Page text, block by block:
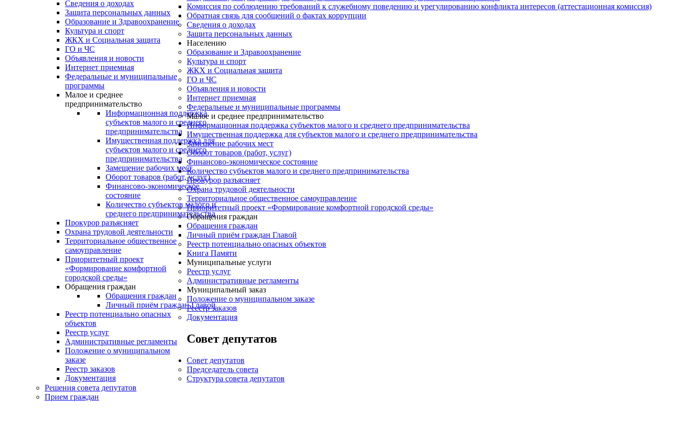
Сведения о доходах
Защита персональных данных
Образование и Здравоохранение
Культура и спорт
ЖКХ и Социальная защита
ГО и ЧС
Объявления и новости
Интернет приемная
Федеральные и муниципальные
программы
Малое и среднее
предпринимательство
Информационная поддержка
субъектов малого и среднего
предпринимательства
Имущественная поддержка для
субъектов малого и среднего
предпринимательства
Замещение рабочих мест
Оборот товаров (работ, услуг)
Финансово-экономическое
состояние
Количество субъектов малого и
среднего предпринимательства
Прокурор разъясняет
Охрана трудовой деятельности
Территориальное общественное
самоуправление
Приоритетный проект
«Формирование комфортной
городской среды»
Обращения граждан
Обращения граждан
Личный приём граждан Главой
Реестр потенциально опасных
объектов
Реестр услуг
Административные регламенты
Положение о муниципальном
заказе
Реестр заказов
Документация
Комиссия по соблюдению требований к служебному поведению и урегулированию конфликта интересов (аттестационная комиссия)
Обратная связь для сообщений о фактах коррупции
Сведения о доходах
Защита персональных данных
Населению
Образование и Здравоохранение
Культура и спорт
ЖКХ и Социальная защита
ГО и ЧС
Объявления и новости
Интернет приемная
Федеральные и муниципальные программы
Малое и среднее предпринимательство
Информационная поддержка субъектов малого и среднего предпринимательства
Имущественная поддержка для субъектов малого и среднего предпринимательства
Замещение рабочих мест
Оборот товаров (работ, услуг)
Финансово-экономическое состояние
Количество субъектов малого и среднего предпринимательства
Прокурор разъясняет
Охрана трудовой деятельности
Территориальное общественное самоуправление
Приоритетный проект «Формирование комфортной городской среды»
Обращения граждан
Обращения граждан
Личный приём граждан Главой
Реестр потенциально опасных объектов
Книга Памяти
Муниципальные услуги
Реестр услуг
Административные регламенты
Муниципальный заказ
Положение о муниципальном заказе
Реестр заказов
Документация
Совет депутатов
Совет депутатов
Председатель совета
Структура совета депутатов
Решения совета депутатов
Прием граждан